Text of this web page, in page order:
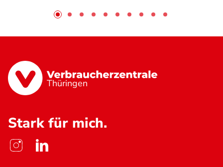
Thüringen
Stark für mich.